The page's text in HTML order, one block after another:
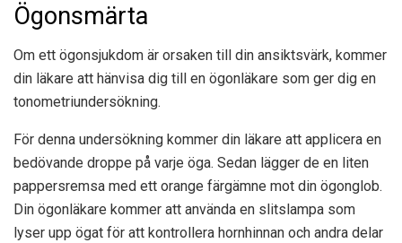
Ögonsmärta
Om ett ögonsjukdom är orsaken till din ansiktsvärk, kommer
din läkare att hänvisa dig till en ögonläkare som ger dig en
tonometriundersökning.
För denna undersökning kommer din läkare att applicera en
bedövande droppe på varje öga. Sedan lägger de en liten
pappersremsa med ett orange färgämne mot din ögonglob.
Din ögonläkare kommer att använda en slitslampa som
lyser upp ögat för att kontrollera hornhinnan och andra delar